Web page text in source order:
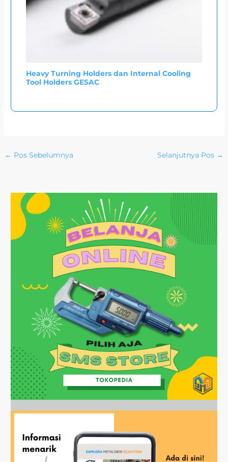
Heavy Turning Holders dan Internal Cooling
Tool Holders GESAC
← Pos Sebelumnya Selanjutnya Pos →